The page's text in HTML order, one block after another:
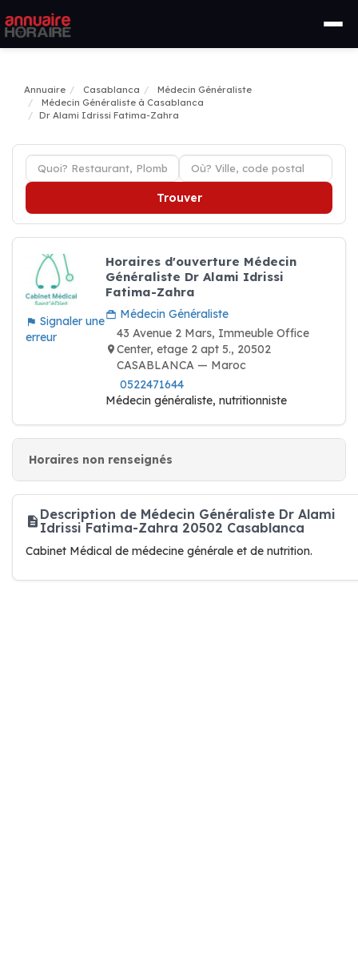
Annuaire Casablanca
Médecin Généraliste
Médecin Généraliste à Casablanca
Dr Alami Idrissi Fatima-Zahra
Trouver
Signaler une
erreur
Horaires d'ouverture Médecin
Généraliste Dr Alami Idrissi
Fatima-Zahra
Médecin Généraliste
43 Avenue 2 Mars, Immeuble Office
Center, etage 2 apt 5., 20502
CASABLANCA — Maroc
0522471644
Médecin généraliste, nutritionniste
Horaires non renseignés
Description de Médecin Généraliste Dr Alami
Idrissi Fatima-Zahra 20502 Casablanca
Cabinet Médical de médecine générale et de nutrition.